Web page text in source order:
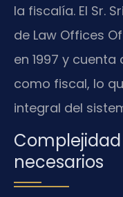
la fiscalía. El Sr.
de Law Offices
en 1997 y
como fiscal, lo
integral del
necesarios